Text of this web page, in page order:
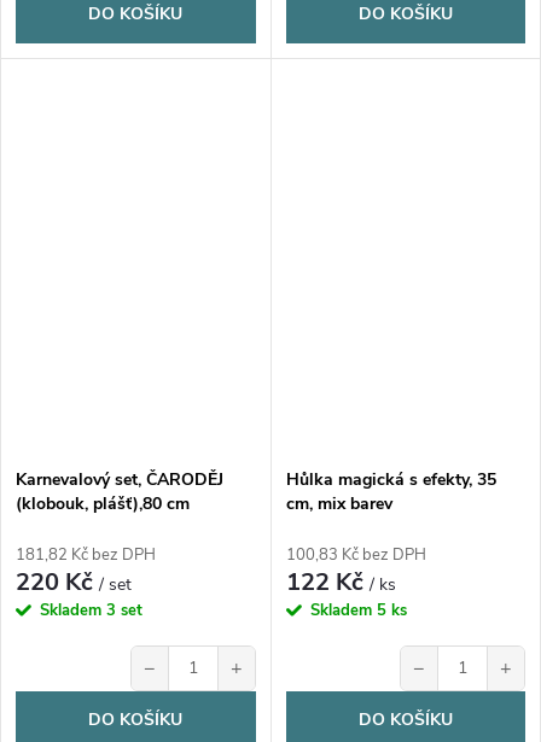
DO KOŠÍKU DO KOŠÍKU
Karnevalový set, ČARODĚJ
(klobouk, plášť),80 cm
181,82 Kč bez DPH
220 Kč/ set
Skladem 3 set
− +
DO KOŠÍKU
Hůlka magická s efekty, 35
cm, mix barev
100,83 Kč bez DPH
122 Kč/ ks
Skladem 5 ks
− +
DO KOŠÍKU